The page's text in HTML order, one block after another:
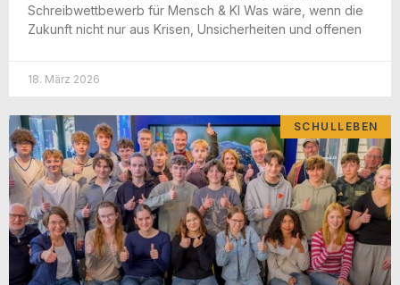
Schreib­wett­be­werb für Mensch & KI Was wäre, wenn die
Zukunft nicht nur aus Kri­sen, Unsi­cher­hei­ten und offenen
18. März 2026
SCHULLEBEN